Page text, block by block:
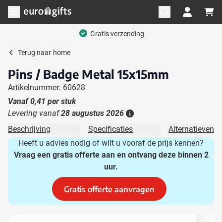
Ga naar de inhoud
Menu openen
Gratis verzending
Terug naar home
Pins / Badge Metal 15x15mm
Artikelnummer: 60628
Vanaf0,41 per stuk
Levering vanaf28 augustus 2026
Beschrijving Specificaties
Alternatieven
Heeft u advies nodig of wilt u vooraf de prijs kennen?
Vraag een gratis offerte aan en ontvang deze binnen 2
uur.
Gratis offerte aanvragen